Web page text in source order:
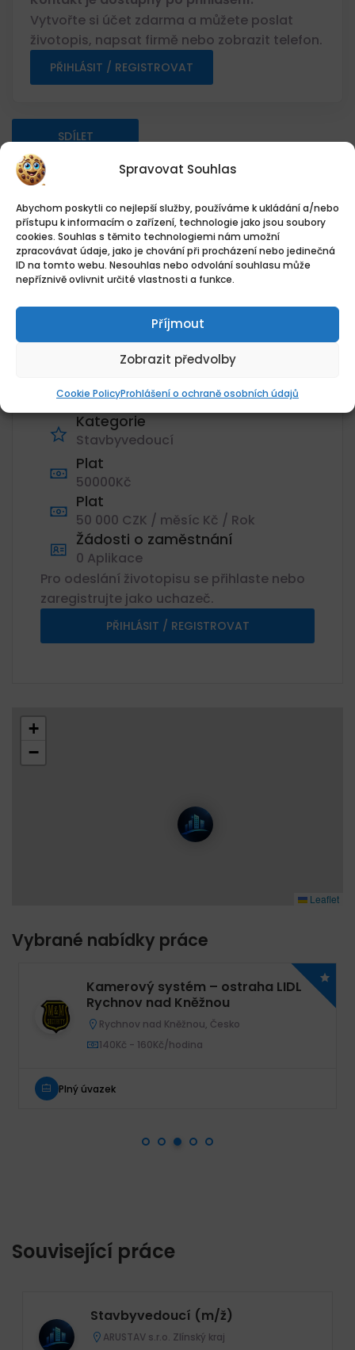
Spravovat Souhlas
Abychom poskytli co nejlepší služby, používáme k ukládání a/nebo
přístupu k informacím o zařízení, technologie jako jsou soubory
cookies. Souhlas s těmito technologiemi nám umožní
zpracovávat údaje, jako je chování při procházení nebo jedinečná
ID na tomto webu. Nesouhlas nebo odvolání souhlasu může
nepříznivě ovlivnit určité vlastnosti a funkce.
Příjmout
Zobrazit předvolby
Cookie PolicyProhlášení o ochraně osobních údajů
Vytvořte si účet zdarma a můžete poslat
životopis, napsat firmě nebo zobrazit telefon.
PŘIHLÁSIT / REGISTROVAT
SDÍLET
Vytisknout informace o pozici
Přehled práce
Datum zveřejnění
Umístění
IMOS Brno, a.s., ČR, Ostrava,
kraj
Kategorie
Stavbyvedoucí
Plat
50000Kč
Plat
50 000 CZK / měsíc Kč / Rok
Žádosti o zaměstnání
0 Aplikace
Pro odeslání životopisu se přihlaste nebo
zaregistrujte jako uchazeč.
PŘIHLÁSIT / REGISTROVAT
+
−
Leaflet
Vybrané nabídky práce
Kamerový systém – ostraha LIDL
Rychnov nad Kněžnou
Rychnov nad Kněžnou, Česko
140Kč - 160Kč/hodina
Plný úvazek
Související práce
Stavbyvedoucí (m/ž)
ARUSTAV s.r.o. Zlínský kraj